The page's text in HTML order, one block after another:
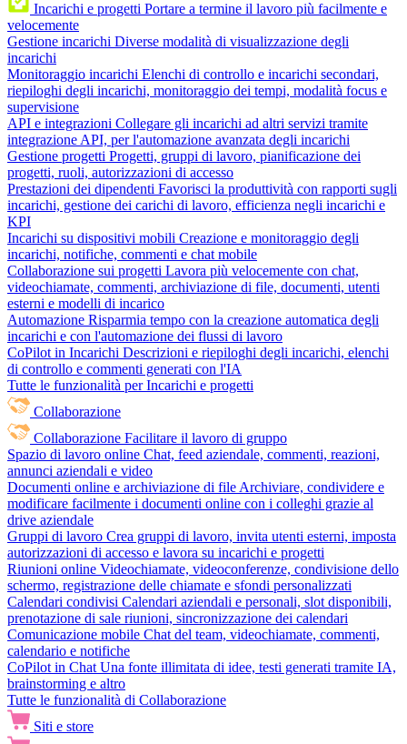
Incarichi e progetti Portare a termine il lavoro più facilmente e
velocemente
Gestione incarichi Diverse modalità di visualizzazione degli
incarichi
Monitoraggio incarichi Elenchi di controllo e incarichi secondari,
riepiloghi degli incarichi, monitoraggio dei tempi, modalità focus e
supervisione
API e integrazioni Collegare gli incarichi ad altri servizi tramite
integrazione API, per l'automazione avanzata degli incarichi
Gestione progetti Progetti, gruppi di lavoro, pianificazione dei
progetti, ruoli, autorizzazioni di accesso
Prestazioni dei dipendenti Favorisci la produttività con rapporti sugli
incarichi, gestione dei carichi di lavoro, efficienza negli incarichi e
KPI
Incarichi su dispositivi mobili Creazione e monitoraggio degli
incarichi, notifiche, commenti e chat mobile
Collaborazione sui progetti Lavora più velocemente con chat,
videochiamate, commenti, archiviazione di file, documenti, utenti
esterni e modelli di incarico
Automazione Risparmia tempo con la creazione automatica degli
incarichi e con l'automazione dei flussi di lavoro
CoPilot in Incarichi Descrizioni e riepiloghi degli incarichi, elenchi
di controllo e commenti generati con l'IA
Tutte le funzionalità per Incarichi e progetti
Collaborazione
Collaborazione Facilitare il lavoro di gruppo
Spazio di lavoro online Chat, feed aziendale, commenti, reazioni,
annunci aziendali e video
Documenti online e archiviazione di file Archiviare, condividere e
modificare facilmente i documenti online con i colleghi grazie al
drive aziendale
Gruppi di lavoro Crea gruppi di lavoro, invita utenti esterni, imposta
autorizzazioni di accesso e lavora su incarichi e progetti
Riunioni online Videochiamate, videoconferenze, condivisione dello
schermo, registrazione delle chiamate e sfondi personalizzati
Calendari condivisi Calendari aziendali e personali, slot disponibili,
prenotazione di sale riunioni, sincronizzazione dei calendari
Comunicazione mobile Chat del team, videochiamate, commenti,
calendario e notifiche
CoPilot in Chat Una fonte illimitata di idee, testi generati tramite IA,
brainstorming e altro
Tutte le funzionalità di Collaborazione
Siti e store